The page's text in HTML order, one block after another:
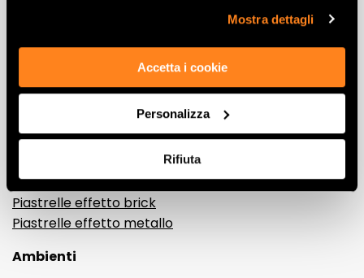
Mostra dettagli
Accetta i cookie
Personalizza
Rifiuta
Gres porcellanato effetto marmo
Gres porcellanato effetto legno
Gres porcellanato effetto pietra
Gres porcellanato effetto resina e cemento
Piastrelle decorative
Piastrelle effetto brick
Piastrelle effetto metallo
Ambienti